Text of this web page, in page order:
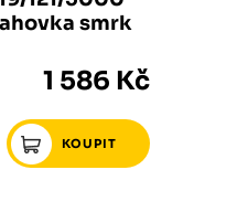
smrk
1 586 Kč